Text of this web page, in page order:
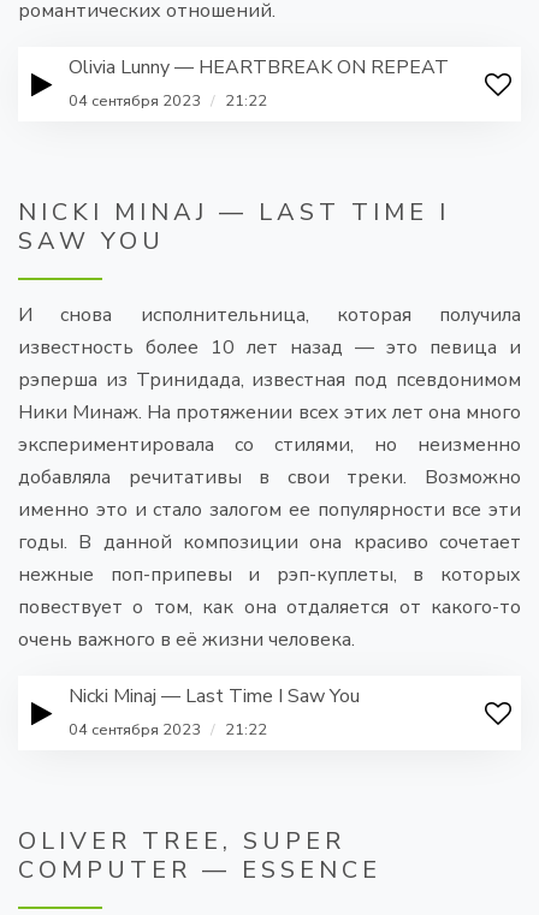
романтических отношений.
Olivia Lunny — HEARTBREAK ON REPEAT
04 сентября 2023 / 21:22
NICKI MINAJ — LAST TIME I
SAW YOU
И снова исполнительница, которая получила
известность более 10 лет назад — это певица и
рэперша из Тринидада, известная под псевдонимом
Ники Минаж. На протяжении всех этих лет она много
экспериментировала со стилями, но неизменно
добавляла речитативы в свои треки. Возможно
именно это и стало залогом ее популярности все эти
годы. В данной композиции она красиво сочетает
нежные поп-припевы и рэп-куплеты, в которых
повествует о том, как она отдаляется от какого-то
очень важного в её жизни человека.
Nicki Minaj — Last Time I Saw You
04 сентября 2023 / 21:22
OLIVER TREE, SUPER
COMPUTER — ESSENCE